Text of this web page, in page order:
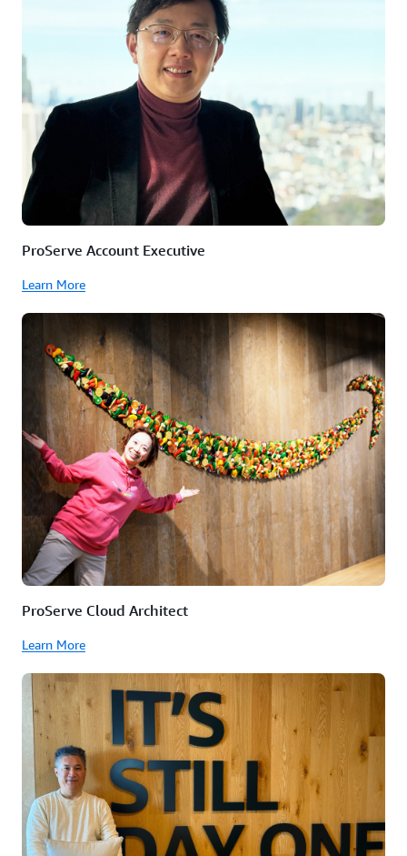
ProServe Account Executive
Learn More
ProServe Cloud Architect
Learn More